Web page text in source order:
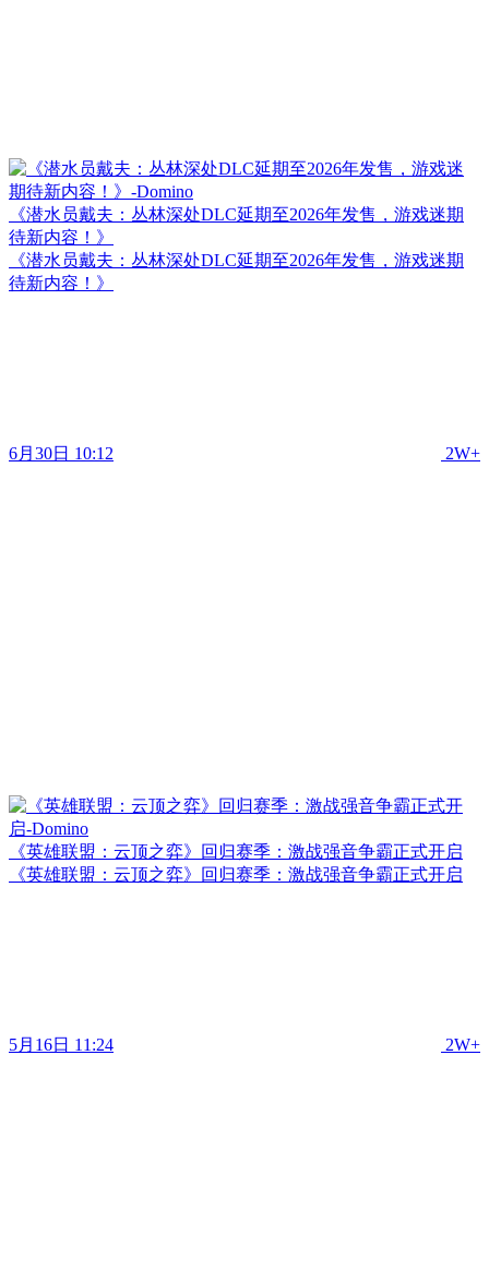
《潜水员戴夫：丛林深处DLC延期至2026年发售，游戏迷期
待新内容！》
《潜水员戴夫：丛林深处DLC延期至2026年发售，游戏迷期
待新内容！》
6月30日 10:12 2W+
《英雄联盟：云顶之弈》回归赛季：激战强音争霸正式开启
《英雄联盟：云顶之弈》回归赛季：激战强音争霸正式开启
5月16日 11:24 2W+